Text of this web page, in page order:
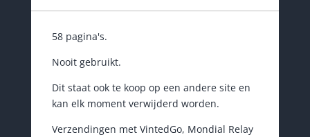
58 pagina's.
Nooit gebruikt.
Dit staat ook te koop op een andere site en
kan elk moment verwijderd worden.
Verzendingen met VintedGo, Mondial Relay